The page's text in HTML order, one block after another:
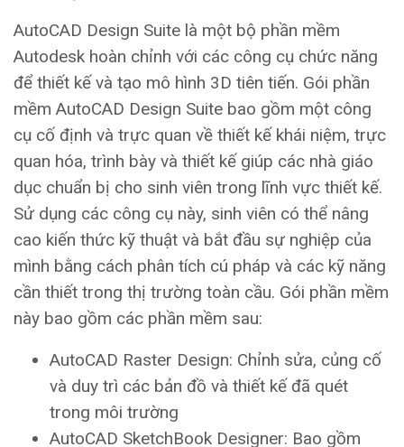
AutoCAD Design Suite là một bộ phần mềm
Autodesk hoàn chỉnh với các công cụ chức năng
để thiết kế và tạo mô hình 3D tiên tiến. Gói phần
mềm AutoCAD Design Suite bao gồm một công
cụ cố định và trực quan về thiết kế khái niệm, trực
quan hóa, trình bày và thiết kế giúp các nhà giáo
dục chuẩn bị cho sinh viên trong lĩnh vực thiết kế.
Sử dụng các công cụ này, sinh viên có thể nâng
cao kiến ​​thức kỹ thuật và bắt đầu sự nghiệp của
mình bằng cách phân tích cú pháp và các kỹ năng
cần thiết trong thị trường toàn cầu. Gói phần mềm
này bao gồm các phần mềm sau:
AutoCAD Raster Design: Chỉnh sửa, củng cố
và duy trì các bản đồ và thiết kế đã quét
trong môi trường
AutoCAD SketchBook Designer: Bao gồm